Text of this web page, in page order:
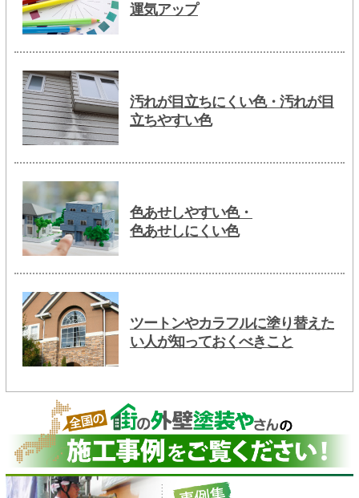
運気アップ
汚れが目立ちにくい色・汚れが目
立ちやすい色
色あせしやすい色・
色あせしにくい色
ツートンやカラフルに塗り替えた
い人が知っておくべきこと